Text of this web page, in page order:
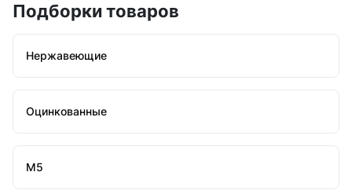
Подборки товаров
Нержавеющие
Оцинкованные
М5